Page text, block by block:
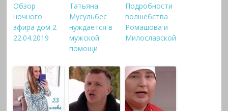
Обзор
ночного
эфира дом 2
22.04.2019
Татьяна
Мусульбес
нуждается в
мужской
помощи
Подробности
волшебства
Ромашова и
Милославской